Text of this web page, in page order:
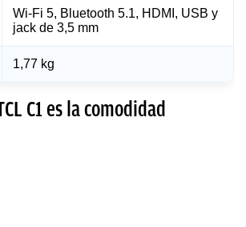
Wi-Fi 5, Bluetooth 5.1, HDMI, USB y
jack de 3,5 mm
1,77 kg
C1 es la comodidad